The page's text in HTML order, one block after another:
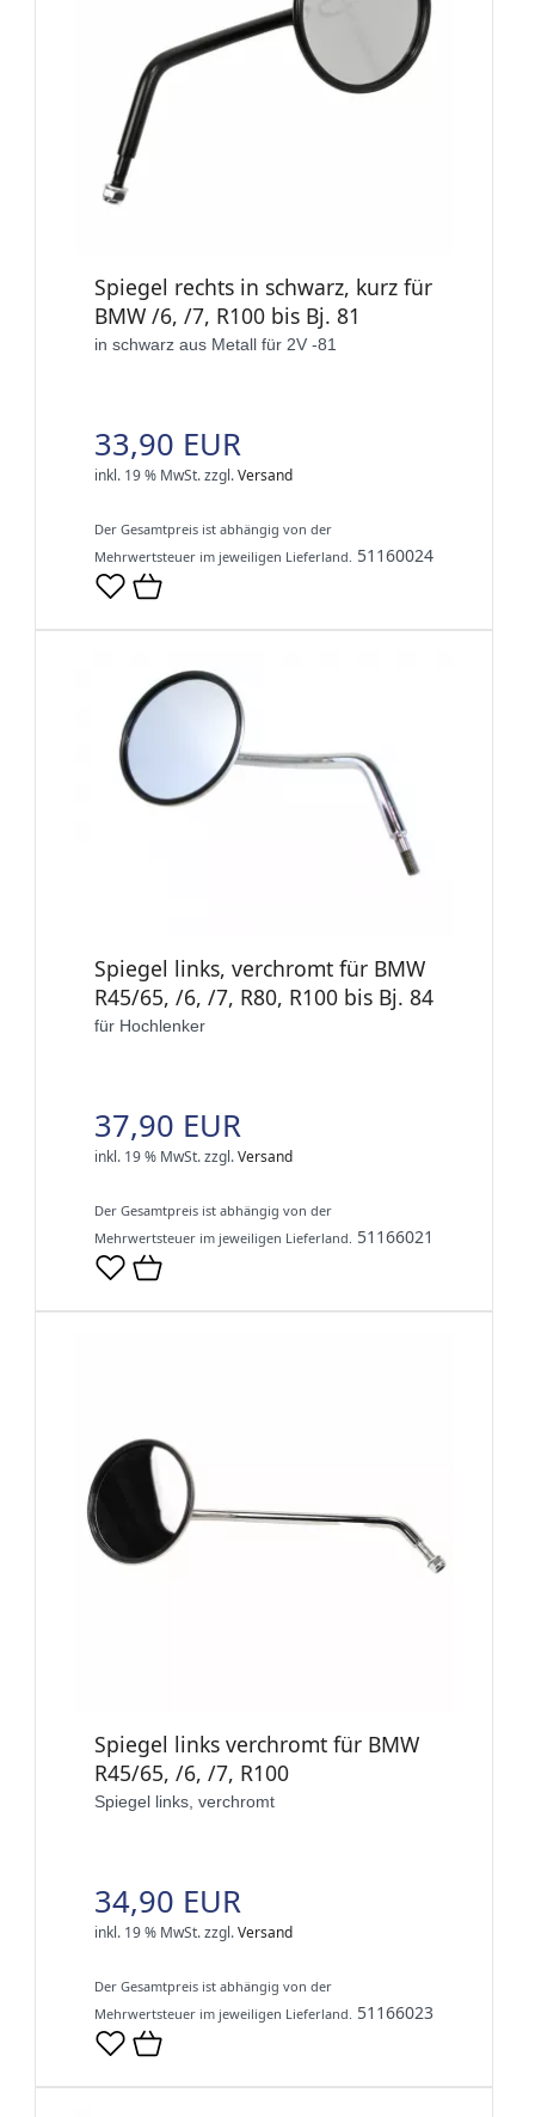
Spiegel rechts in schwarz, kurz für
BMW /6, /7, R100 bis Bj. 81
in schwarz aus Metall für 2V -81
33,90 EUR
inkl. 19 % MwSt.zzgl.Versand
Der Gesamtpreis ist abhängig von der
Mehrwertsteuer im jeweiligen Lieferland. 51160024
Spiegel links, verchromt für BMW
R45/65, /6, /7, R80, R100 bis Bj. 84
für Hochlenker
37,90 EUR
inkl. 19 % MwSt.zzgl.Versand
Der Gesamtpreis ist abhängig von der
Mehrwertsteuer im jeweiligen Lieferland. 51166021
Spiegel links verchromt für BMW
R45/65, /6, /7, R100
Spiegel links, verchromt
34,90 EUR
inkl. 19 % MwSt.zzgl.Versand
Der Gesamtpreis ist abhängig von der
Mehrwertsteuer im jeweiligen Lieferland. 51166023